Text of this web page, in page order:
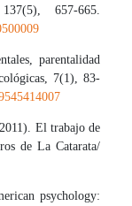
657-665.
parentalidad
7(1), 83-
El trabajo de
de La Catarata/
psychology: